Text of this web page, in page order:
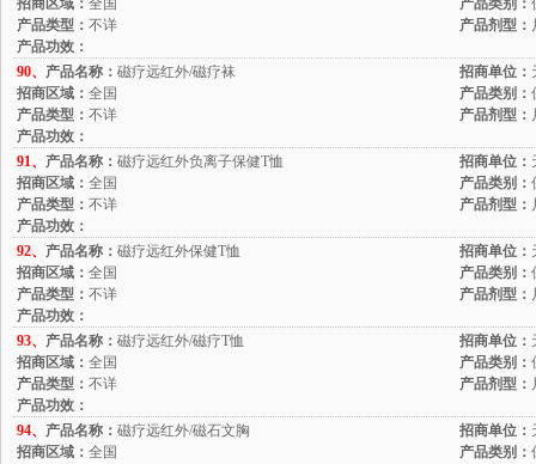
招商区域： 全国 产品类别：
产品类型： 不详 产品剂型：
产品功效：
90、 产品名称： 磁疗远红外/磁疗袜 招商单位：
招商区域： 全国 产品类别：
产品类型： 不详 产品剂型：
产品功效：
91、 产品名称： 磁疗远红外负离子保健T恤 招商单位：
招商区域： 全国 产品类别：
产品类型： 不详 产品剂型：
产品功效：
92、 产品名称： 磁疗远红外保健T恤 招商单位：
招商区域： 全国 产品类别：
产品类型： 不详 产品剂型：
产品功效：
93、 产品名称： 磁疗远红外/磁疗T恤 招商单位：
招商区域： 全国 产品类别：
产品类型： 不详 产品剂型：
产品功效：
94、 产品名称： 磁疗远红外/磁石文胸 招商单位：
招商区域： 全国 产品类别：